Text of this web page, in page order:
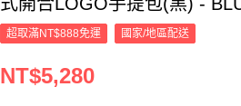
超取滿NT$888免運 國家/地區配送
NT$5,280